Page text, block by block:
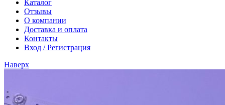
Каталог
Отзывы
О компании
Доставка и оплата
Контакты
Вход / Регистрация
Наверх